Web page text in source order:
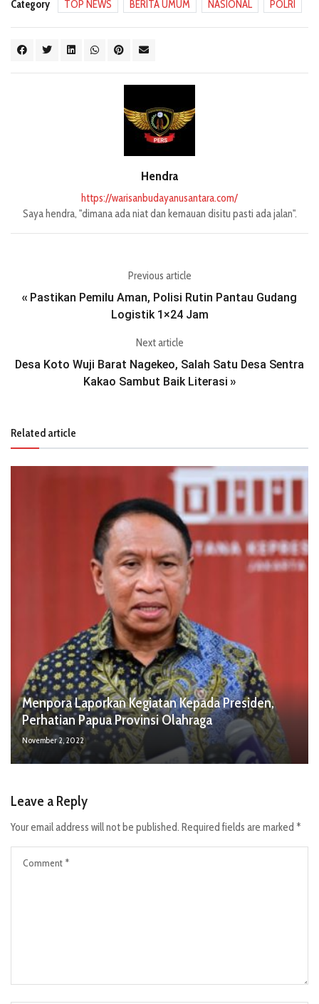
Category TOP NEWS BERITA UMUM NASIONAL POLRI
Hendra
https://warisanbudayanusantara.com/
Saya hendra, "dimana ada niat dan kemauan disitu pasti ada jalan".
Previous article
« Pastikan Pemilu Aman, Polisi Rutin Pantau Gudang
Logistik 1×24 Jam
Next article
Desa Koto Wuji Barat Nagekeo, Salah Satu Desa Sentra
Kakao Sambut Baik Literasi »
Related article
Menpora Laporkan Kegiatan Kepada Presiden,
Perhatian Papua Provinsi Olahraga
November 2, 2022
Leave a Reply
Your email address will not be published. Required fields are marked *